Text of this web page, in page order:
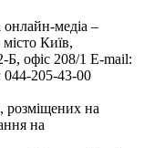
онлайн-медіа –
Київ,
офіс 208/1 E-mail:
044-205-43-00
розміщених на
на